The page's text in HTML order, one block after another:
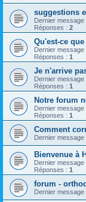
suggestions
Dernier message
Réponses : 2
Qu'est-ce
Dernier message
Réponses : 1
Je n'arrive
Dernier message
Réponses : 1
Notre forum
Dernier message
Réponses : 1
Comment
Dernier message
Bienvenue à
Dernier message
Réponses : 1
forum -
Dernier message